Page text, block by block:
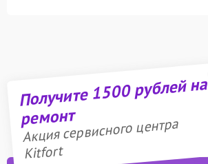
Получите 1500 рублей на
ремонт
Акция сервисного центра
Kitfort